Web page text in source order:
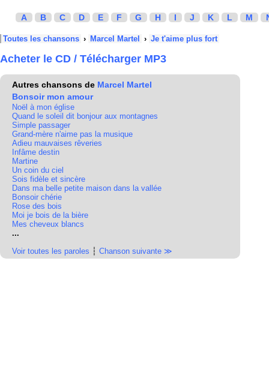
A B C D E F G H I J K L M
Toutes les chansons › Marcel Martel › Je t'aime plus fort
Acheter le CD / Télécharger MP3
Autres chansons de Marcel Martel
Bonsoir mon amour
Noël à mon église
Quand le soleil dit bonjour aux montagnes
Simple passager
Grand-mère n'aime pas la musique
Adieu mauvaises rêveries
Infâme destin
Martine
Un coin du ciel
Sois fidèle et sincère
Dans ma belle petite maison dans la vallée
Bonsoir chérie
Rose des bois
Moi je bois de la bière
Mes cheveux blancs
...
Voir toutes les paroles ┆ Chanson suivante ≫